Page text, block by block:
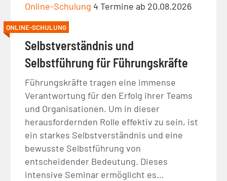
Online-Schulung 4 Termine ab 20.08.2026
ONLINE-SCHULUNG
Selbstverständnis und
Selbstführung für Führungskräfte
Führungskräfte tragen eine immense
Verantwortung für den Erfolg ihrer Teams
und Organisationen. Um in dieser
herausfordernden Rolle effektiv zu sein, ist
ein starkes Selbstverständnis und eine
bewusste Selbstführung von
entscheidender Bedeutung. Dieses
intensive Seminar ermöglicht es…